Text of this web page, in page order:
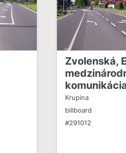
Zvolenská,
Krupina
billboard
#291012